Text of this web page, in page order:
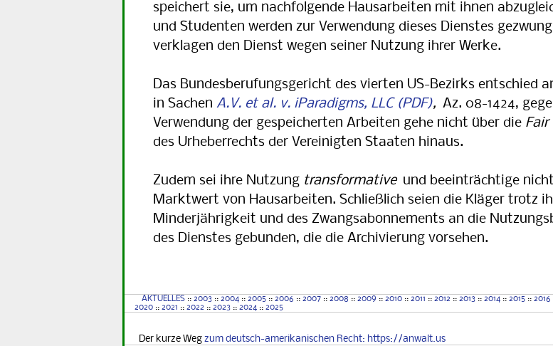
speichert sie, um nachfolgende Hausarbeiten mit ihnen
und Studenten werden zur Verwendung dieses Dienstes
verklagen den Dienst wegen seiner Nutzung ihrer Werke.
Das Bundesberufungsgericht des vierten US-Bezirks entschied
in Sachen A.V. et al. v. iParadigms, LLC , Az. 08-1424,
Verwendung der gespeicherten Arbeiten gehe nicht über die Fair
des Urheberrechts der Vereinigten Staaten hinaus.
Zudem sei ihre Nutzung transformative und beeinträchtige
Marktwert von Hausarbeiten. Schließlich seien die Kläger trotz
Minderjährigkeit und des Zwangsabonnements an die
des Dienstes gebunden, die die Archivierung vorsehen.
AKTUELLES :: 2003 :: 2004 :: 2005 :: 2006 :: 2007 :: 2008 :: 2009 :: 2010 :: 2011 :: 2012 :: 2013 :: 2014 :: 2015 :: 2016
2020 :: 2021 :: 2022 :: 2023 :: 2024 :: 2025
Der kurze Weg zum deutsch-amerikanischen Recht: https://anwalt.us